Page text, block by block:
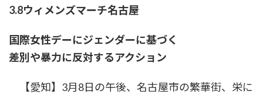
3.8ウィメンズマーチ名古屋
国際女性デーにジェンダーに基づく
差別や暴力に反対するアクション
【愛知】3月8日の午後、名古屋市の繁華街、栄に